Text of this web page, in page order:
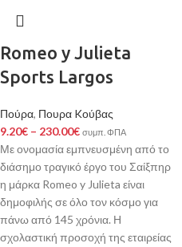
Romeo y Julieta
Sports Largos
Πούρα, Πουρα Kούβας
9.20€ – 230.00€ συμπ. ΦΠΑ
Με ονομασία εμπνευσμένη από το
διάσημο τραγικό έργο του Σαίξπηρ
η μάρκα Romeo y Julieta είναι
δημοφιλής σε όλο τον κόσμο για
πάνω από 145 χρόνια. Η
σχολαστική προσοχή της εταιρείας